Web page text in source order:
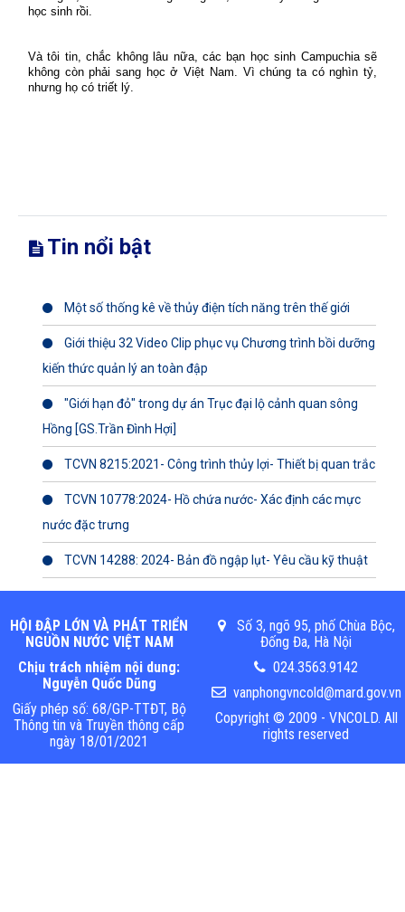
học sinh rồi.
Và tôi tin, chắc không lâu nữa, các bạn học sinh Campuchia sẽ
không còn phải sang học ở Việt Nam. Vì chúng ta có nghìn tỷ,
nhưng họ có triết lý.
Tin nổi bật
Một số thống kê về thủy điện tích năng trên thế giới
Giới thiệu 32 Video Clip phục vụ Chương trình bồi dưỡng
kiến thức quản lý an toàn đập
"Giới hạn đỏ" trong dự án Trục đại lộ cảnh quan sông
Hồng [GS.Trần Đình Hợi]
TCVN 8215:2021- Công trình thủy lợi- Thiết bị quan trắc
TCVN 10778:2024- Hồ chứa nước- Xác định các mực
nước đặc trưng
TCVN 14288: 2024- Bản đồ ngập lụt- Yêu cầu kỹ thuật
HỘI ĐẬP LỚN VÀ PHÁT TRIỂN
NGUỒN NƯỚC VIỆT NAM
Chịu trách nhiệm nội dung:
Nguyễn Quốc Dũng
Giấy phép số: 68/GP-TTĐT, Bộ
Thông tin và Truyền thông cấp
ngày 18/01/2021
Số 3, ngõ 95, phố Chùa Bộc,
Đống Đa, Hà Nội
024.3563.9142
vanphongvncold@mard.gov.vn
Copyright © 2009 - VNCOLD. All
rights reserved